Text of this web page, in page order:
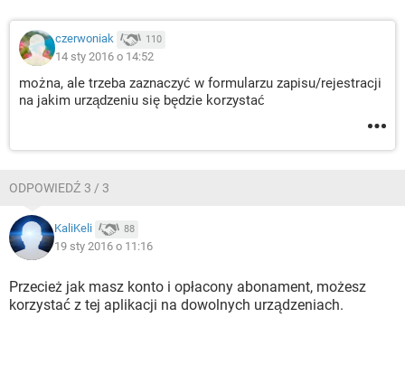
czerwoniak 110
14 sty 2016 o 14:52
można, ale trzeba zaznaczyć w formularzu zapisu/rejestracji
na jakim urządzeniu się będzie korzystać
ODPOWIEDŹ 3 / 3
KaliKeli 88
19 sty 2016 o 11:16
Przecież jak masz konto i opłacony abonament, możesz
korzystać z tej aplikacji na dowolnych urządzeniach.